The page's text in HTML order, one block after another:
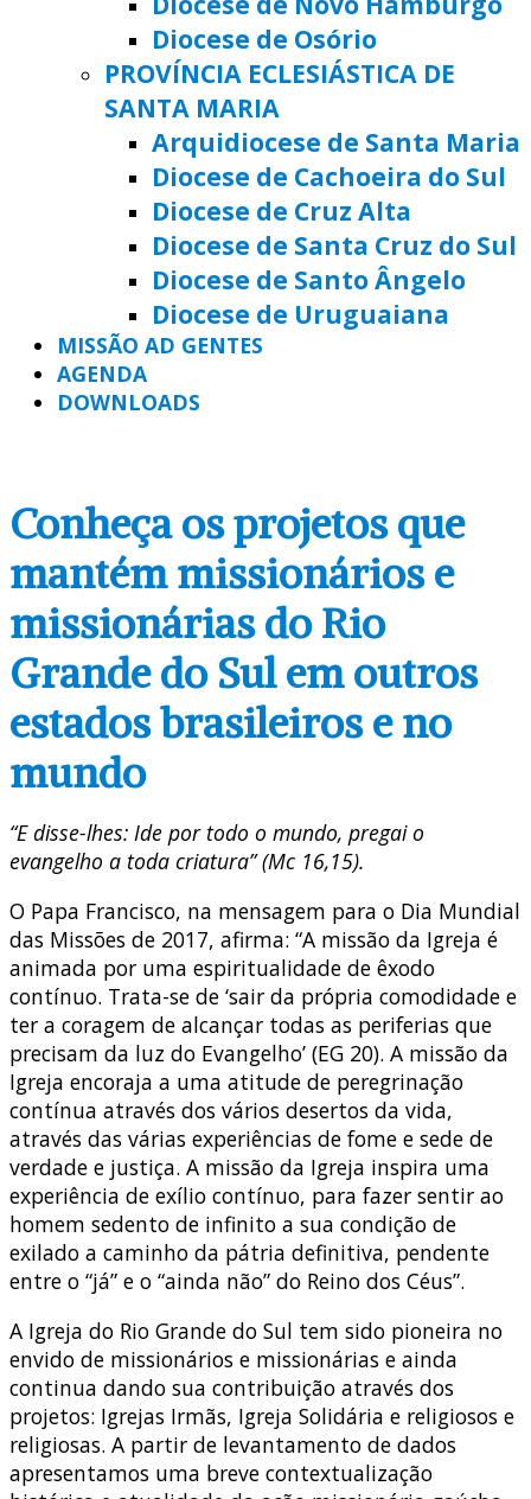
Diocese de Osório
PROVÍNCIA ECLESIÁSTICA DE
SANTA MARIA
Arquidiocese de Santa Maria
Diocese de Cachoeira do Sul
Diocese de Cruz Alta
Diocese de Santa Cruz do Sul
Diocese de Santo Ângelo
Diocese de Uruguaiana
MISSÃO AD GENTES
AGENDA
DOWNLOADS
Conheça os projetos que
mantém missionários e
missionárias do Rio
Grande do Sul em outros
estados brasileiros e no
mundo
“E disse-lhes: Ide por todo o mundo, pregai o
evangelho a toda criatura” (Mc 16,15).
O Papa Francisco, na mensagem para o Dia Mundial
das Missões de 2017, afirma: “A missão da Igreja é
animada por uma espiritualidade de êxodo
contínuo. Trata-se de ‘sair da própria comodidade e
ter a coragem de alcançar todas as periferias que
precisam da luz do Evangelho’ (EG 20). A missão da
Igreja encoraja a uma atitude de peregrinação
contínua através dos vários desertos da vida,
através das várias experiências de fome e sede de
verdade e justiça. A missão da Igreja inspira uma
experiência de exílio contínuo, para fazer sentir ao
homem sedento de infinito a sua condição de
exilado a caminho da pátria definitiva, pendente
entre o “já” e o “ainda não” do Reino dos Céus”.
A Igreja do Rio Grande do Sul tem sido pioneira no
envido de missionários e missionárias e ainda
continua dando sua contribuição através dos
projetos: Igrejas Irmãs, Igreja Solidária e religiosos e
religiosas. A partir de levantamento de dados
apresentamos uma breve contextualização